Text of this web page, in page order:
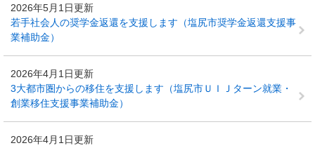
2026年5月1日更新
若手社会人の奨学金返還を支援します（塩尻市奨学金返還支援事
業補助金）
2026年4月1日更新
3大都市圏からの移住を支援します（塩尻市ＵＩＪターン就業・
創業移住支援事業補助金）
2026年4月1日更新